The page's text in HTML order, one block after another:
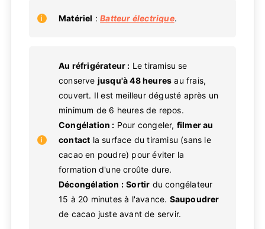
Matériel :Batteur électrique.
Au réfrigérateur : Le tiramisu se
conserve jusqu'à 48 heures au frais,
couvert. Il est meilleur dégusté après un
minimum de 6 heures de repos.
Congélation : Pour congeler, filmer au
contact la surface du tiramisu (sans le
cacao en poudre) pour éviter la
formation d'une croûte dure.
Décongélation : Sortir du congélateur
15 à 20 minutes à l'avance. Saupoudrer
de cacao juste avant de servir.